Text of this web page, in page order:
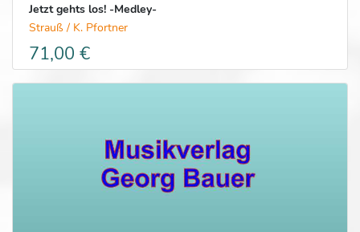
Jetzt gehts los! -Medley-
Strauß / K. Pfortner
71,00 €